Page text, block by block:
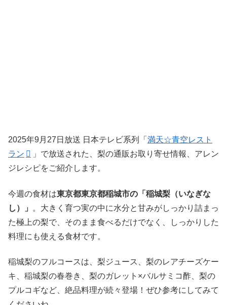
2025年9月27日放送 日本テレビ系列「 満天☆青空レスト
ラン
」で放送された、梨の通販お取り寄せ情報、アレン
ジレシピをご紹介します。
今週の食材は東京都東京都稲城市の「稲城梨（いなぎな
し）」
。大きく育つ実の中に水分と甘みがしっかり詰まっ
た極上の梨で、そのまま食べるだけでなく、しっかりした
料理にも使える食材です。
稲城梨のフルコースは、梨ジュース、梨のレアチーズケー
キ、稲城梨の春巻き、梨のガレット×バルサミコ酢、梨の
プルコギなど、絶品料理が続々登場！ぜひ参考にしてみて